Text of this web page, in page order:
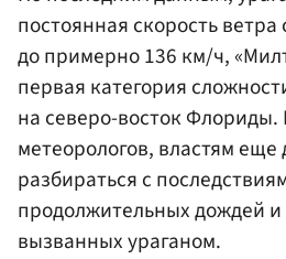
постоянная скорость ветра
до примерно 136 км/ч,
первая категория
на северо-восток
метеорологов, властям еще
разбираться с
продолжительных дождей
вызванных ураганом.